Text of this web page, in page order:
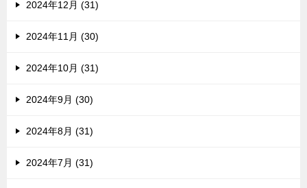
2024年12月 (31)
2024年11月 (30)
2024年10月 (31)
2024年9月 (30)
2024年8月 (31)
2024年7月 (31)